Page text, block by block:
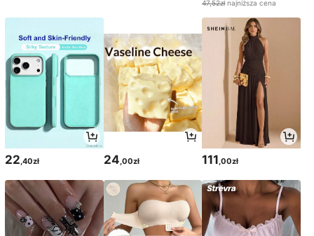
47,52zł najniższa cena
22 ,40zł 24 ,00zł 111 ,00zł